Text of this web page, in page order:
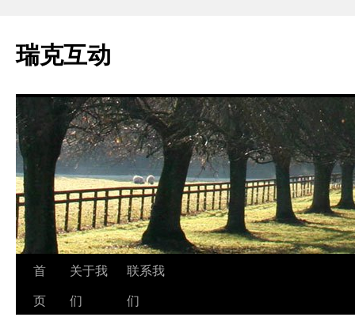
瑞克互动
跳
至
首
页
关于我
们
联系我
们